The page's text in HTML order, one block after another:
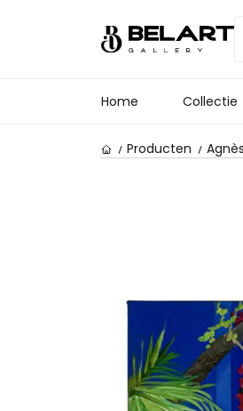
Home Collectie
Producten